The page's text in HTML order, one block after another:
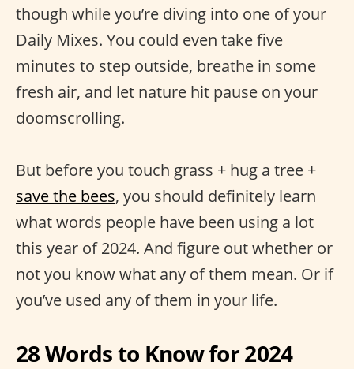
though while you’re diving into one of your
Daily Mixes. You could even take five
minutes to step outside, breathe in some
fresh air, and let nature hit pause on your
doomscrolling.
But before you touch grass + hug a tree +
save the bees, you should definitely learn
what words people have been using a lot
this year of 2024. And figure out whether or
not you know what any of them mean. Or if
you’ve used any of them in your life.
28 Words to Know for 2024